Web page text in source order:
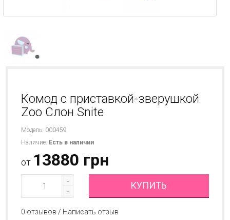
Комод с приставкой-зверушкой
Zoo Слон Snite
Модель: 000459
Наличие: Есть в наличии
от 13880 грн
КУПИТЬ
0 отзывов / Написать отзыв